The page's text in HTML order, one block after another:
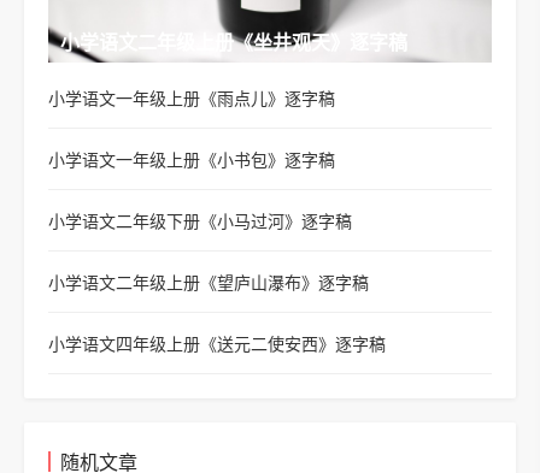
小学语文二年级上册《坐井观天》逐字稿
小学语文一年级上册《雨点儿》逐字稿
小学语文一年级上册《小书包》逐字稿
小学语文二年级下册《小马过河》逐字稿
小学语文二年级上册《望庐山瀑布》逐字稿
小学语文四年级上册《送元二使安西》逐字稿
随机文章